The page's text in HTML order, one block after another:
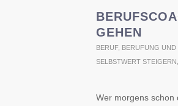
GEHEN
BERUF, BERUFUNG
SELBSTWERT STEIGERN
Wer morgens schon